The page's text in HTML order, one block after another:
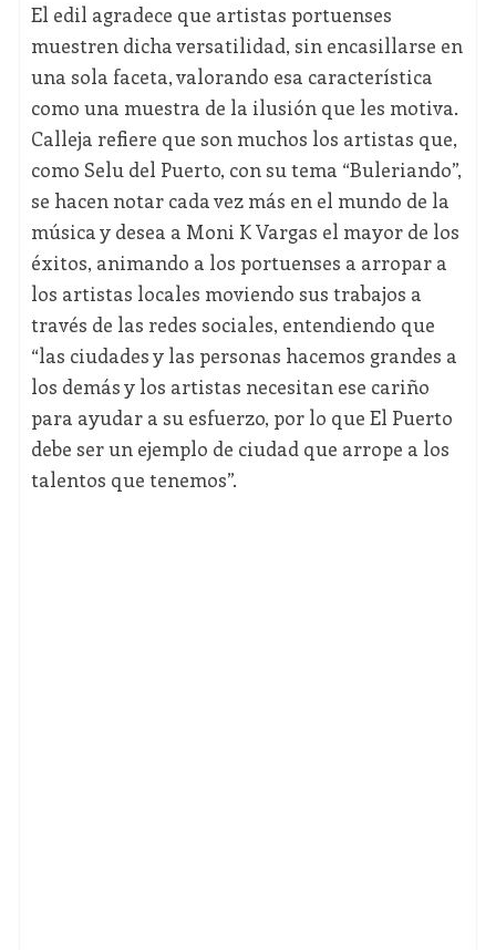
El edil agradece que artistas portuenses
muestren dicha versatilidad, sin encasillarse en
una sola faceta, valorando esa característica
como una muestra de la ilusión que les motiva.
Calleja refiere que son muchos los artistas que,
como Selu del Puerto, con su tema “Buleriando”,
se hacen notar cada vez más en el mundo de la
música y desea a Moni K Vargas el mayor de los
éxitos, animando a los portuenses a arropar a
los artistas locales moviendo sus trabajos a
través de las redes sociales, entendiendo que
“las ciudades y las personas hacemos grandes a
los demás y los artistas necesitan ese cariño
para ayudar a su esfuerzo, por lo que El Puerto
debe ser un ejemplo de ciudad que arrope a los
talentos que tenemos”.